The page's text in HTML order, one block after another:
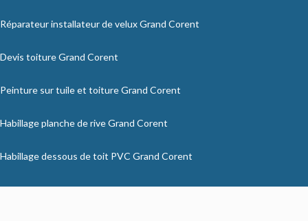
Réparateur installateur de velux Grand Corent
Devis toiture Grand Corent
Peinture sur tuile et toiture Grand Corent
Habillage planche de rive Grand Corent
Habillage dessous de toit PVC Grand Corent